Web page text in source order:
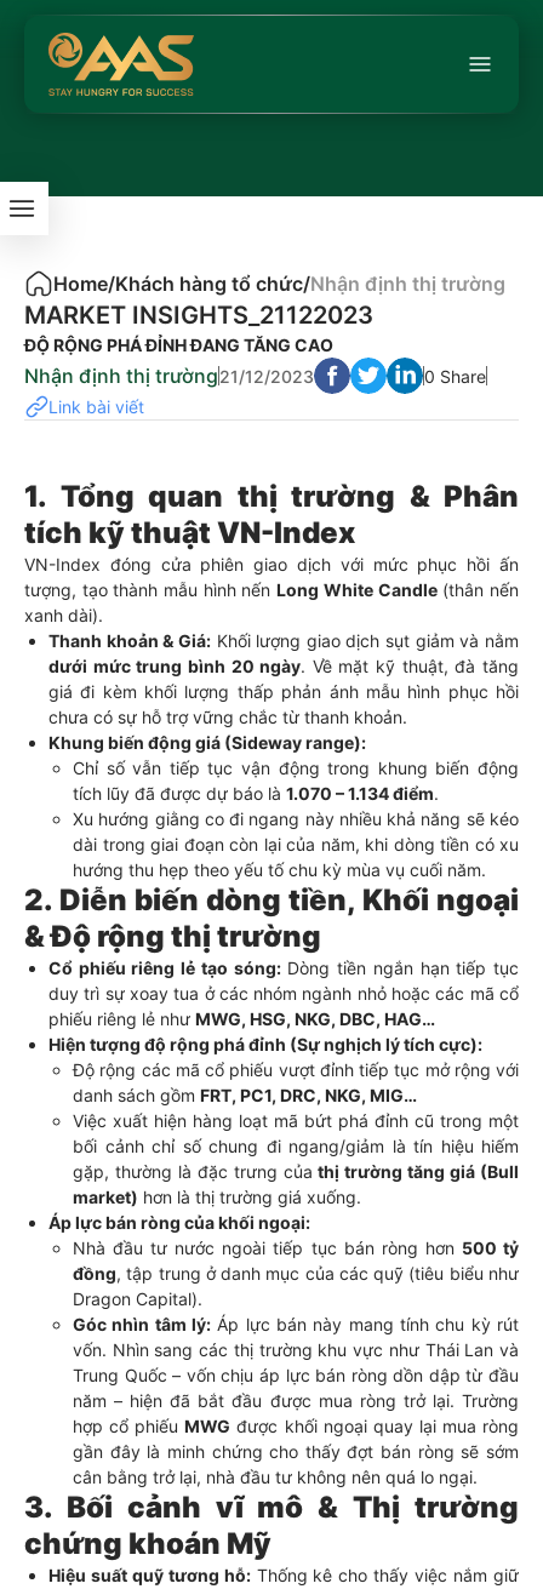
Home/Khách hàng tổ chức/Nhận định thị trường
MARKET INSIGHTS_21122023
ĐỘ RỘNG PHÁ ĐỈNH ĐANG TĂNG CAO
Nhận định thị trường21/12/2023
0 Share
Link bài viết
1. Tổng quan thị trường & Phân
tích kỹ thuật VN-Index
VN-Index đóng cửa phiên giao dịch với mức phục hồi ấn
tượng, tạo thành mẫu hình nếnLong White Candle(thân nến
xanh dài).
Thanh khoản & Giá:Khối lượng giao dịch sụt giảm và nằm
dưới mức trung bình 20 ngày. Về mặt kỹ thuật, đà tăng
giá đi kèm khối lượng thấp phản ánh mẫu hình phục hồi
chưa có sự hỗ trợ vững chắc từ thanh khoản.
Khung biến động giá (Sideway range):
Chỉ số vẫn tiếp tục vận động trong khung biến động
tích lũy đã được dự báo là 1.070 – 1.134 điểm.
Xu hướng giằng co đi ngang này nhiều khả năng sẽ kéo
dài trong giai đoạn còn lại của năm, khi dòng tiền có xu
hướng thu hẹp theo yếu tố chu kỳ mùa vụ cuối năm.
2. Diễn biến dòng tiền, Khối ngoại
& Độ rộng thị trường
Cổ phiếu riêng lẻ tạo sóng:Dòng tiền ngắn hạn tiếp tục
duy trì sự xoay tua ở các nhóm ngành nhỏ hoặc các mã cổ
phiếu riêng lẻ như MWG, HSG, NKG, DBC, HAG…
Hiện tượng độ rộng phá đỉnh (Sự nghịch lý tích cực):
Độ rộng các mã cổ phiếu vượt đỉnh tiếp tục mở rộng với
danh sách gồm FRT, PC1, DRC, NKG, MIG…
Việc xuất hiện hàng loạt mã bứt phá đỉnh cũ trong một
bối cảnh chỉ số chung đi ngang/giảm là tín hiệu hiếm
gặp, thường là đặc trưng củathị trường tăng giá (Bull
market) hơn là thị trường giá xuống.
Áp lực bán ròng của khối ngoại:
Nhà đầu tư nước ngoài tiếp tục bán ròng hơn 500 tỷ
đồng, tập trung ở danh mục của các quỹ (tiêu biểu như
Dragon Capital).
Góc nhìn tâm lý: Áp lực bán này mang tính chu kỳ rút
vốn. Nhìn sang các thị trường khu vực như Thái Lan và
Trung Quốc – vốn chịu áp lực bán ròng dồn dập từ đầu
năm – hiện đã bắt đầu được mua ròng trở lại. Trường
hợp cổ phiếuMWG được khối ngoại quay lại mua ròng
gần đây là minh chứng cho thấy đợt bán ròng sẽ sớm
cân bằng trở lại, nhà đầu tư không nên quá lo ngại.
3. Bối cảnh vĩ mô & Thị trường
chứng khoán Mỹ
Hiệu suất quỹ tương hỗ:Thống kê cho thấy việc nắm giữ